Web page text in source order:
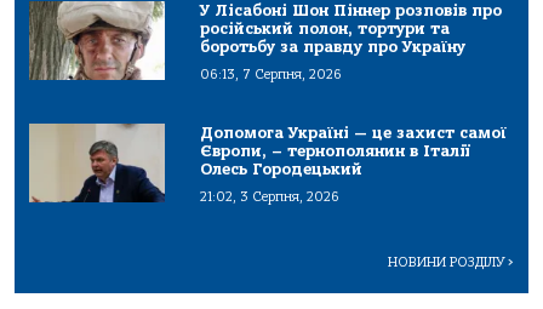
У Лісабоні Шон Піннер розповів про
російський полон, тортури та
боротьбу за правду про Україну
06:13, 7 Серпня, 2026
Допомога Україні — це захист самої
Європи, – тернополянин в Італії
Олесь Городецький
21:02, 3 Серпня, 2026
НОВИНИ РОЗДІЛУ>